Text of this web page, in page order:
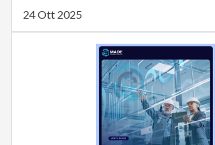
24 Ott 2025